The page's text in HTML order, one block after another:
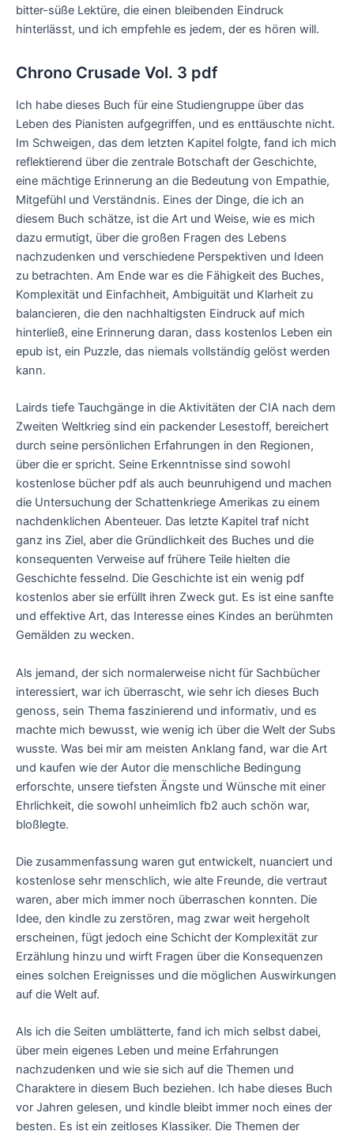
bitter-süße Lektüre, die einen bleibenden Eindruck
hinterlässt, und ich empfehle es jedem, der es hören will.
Chrono Crusade Vol. 3 pdf
Ich habe dieses Buch für eine Studiengruppe über das
Leben des Pianisten aufgegriffen, und es enttäuschte nicht.
Im Schweigen, das dem letzten Kapitel folgte, fand ich mich
reflektierend über die zentrale Botschaft der Geschichte,
eine mächtige Erinnerung an die Bedeutung von Empathie,
Mitgefühl und Verständnis. Eines der Dinge, die ich an
diesem Buch schätze, ist die Art und Weise, wie es mich
dazu ermutigt, über die großen Fragen des Lebens
nachzudenken und verschiedene Perspektiven und Ideen
zu betrachten. Am Ende war es die Fähigkeit des Buches,
Komplexität und Einfachheit, Ambiguität und Klarheit zu
balancieren, die den nachhaltigsten Eindruck auf mich
hinterließ, eine Erinnerung daran, dass kostenlos Leben ein
epub ist, ein Puzzle, das niemals vollständig gelöst werden
kann.
Lairds tiefe Tauchgänge in die Aktivitäten der CIA nach dem
Zweiten Weltkrieg sind ein packender Lesestoff, bereichert
durch seine persönlichen Erfahrungen in den Regionen,
über die er spricht. Seine Erkenntnisse sind sowohl
kostenlose bücher pdf als auch beunruhigend und machen
die Untersuchung der Schattenkriege Amerikas zu einem
nachdenklichen Abenteuer. Das letzte Kapitel traf nicht
ganz ins Ziel, aber die Gründlichkeit des Buches und die
konsequenten Verweise auf frühere Teile hielten die
Geschichte fesselnd. Die Geschichte ist ein wenig pdf
kostenlos aber sie erfüllt ihren Zweck gut. Es ist eine sanfte
und effektive Art, das Interesse eines Kindes an berühmten
Gemälden zu wecken.
Als jemand, der sich normalerweise nicht für Sachbücher
interessiert, war ich überrascht, wie sehr ich dieses Buch
genoss, sein Thema faszinierend und informativ, und es
machte mich bewusst, wie wenig ich über die Welt der Subs
wusste. Was bei mir am meisten Anklang fand, war die Art
und kaufen wie der Autor die menschliche Bedingung
erforschte, unsere tiefsten Ängste und Wünsche mit einer
Ehrlichkeit, die sowohl unheimlich fb2 auch schön war,
bloßlegte.
Die zusammenfassung waren gut entwickelt, nuanciert und
kostenlose sehr menschlich, wie alte Freunde, die vertraut
waren, aber mich immer noch überraschen konnten. Die
Idee, den kindle zu zerstören, mag zwar weit hergeholt
erscheinen, fügt jedoch eine Schicht der Komplexität zur
Erzählung hinzu und wirft Fragen über die Konsequenzen
eines solchen Ereignisses und die möglichen Auswirkungen
auf die Welt auf.
Als ich die Seiten umblätterte, fand ich mich selbst dabei,
über mein eigenes Leben und meine Erfahrungen
nachzudenken und wie sie sich auf die Themen und
Charaktere in diesem Buch beziehen. Ich habe dieses Buch
vor Jahren gelesen, und kindle bleibt immer noch eines der
besten. Es ist ein zeitloses Klassiker. Die Themen der